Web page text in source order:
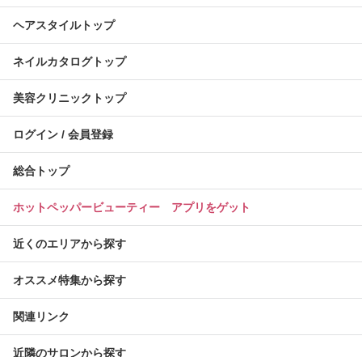
ヘアスタイルトップ
ネイルカタログトップ
美容クリニックトップ
ログイン / 会員登録
総合トップ
ホットペッパービューティー アプリをゲット
近くのエリアから探す
オススメ特集から探す
関連リンク
近隣のサロンから探す